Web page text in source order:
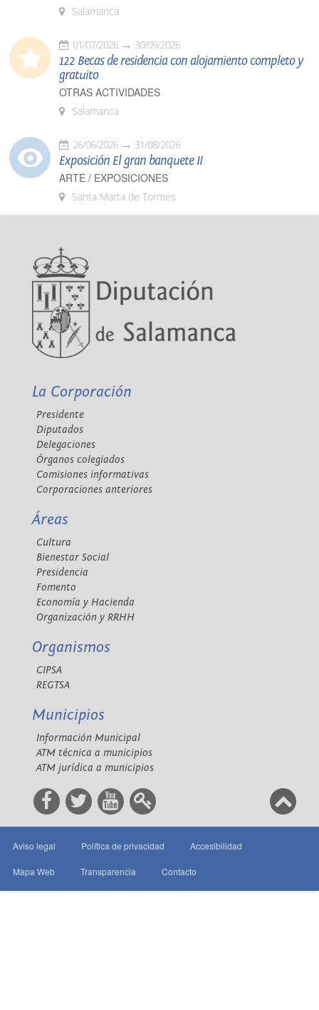
Salamanca
01/07/2026 30/09/2026
122 Becas de residencia con alojamiento completo y
gratuito
OTRAS ACTIVIDADES
Salamanca
26/06/2026 31/08/2026
Exposición El gran banquete II
ARTE / EXPOSICIONES
Santa Marta de Tormes
La Corporación
Presidente
Diputados
Delegaciones
Órganos colegiados
Comisiones informativas
Corporaciones anteriores
Áreas
Cultura
Bienestar Social
Presidencia
Fomento
Economía y Hacienda
Organización y RRHH
Organismos
CIPSA
REGTSA
Municipios
Información Municipal
ATM técnica a municipios
ATM jurídica a municipios
Aviso legal Política de privacidad Accesibilidad
Mapa Web Transparencia Contacto